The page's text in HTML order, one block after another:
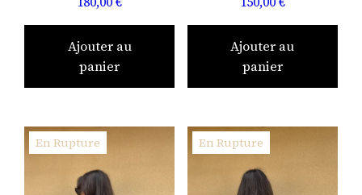
Ajouter au
panier
Ajouter au
panier
En Rupture En Rupture